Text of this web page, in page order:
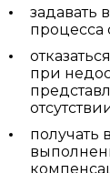
задавать
процесса
при
получать